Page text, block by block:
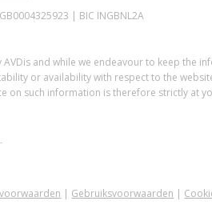
| BIC INGBNL2A
and while we endeavour to keep the
or availability with respect to the
on such information is therefore strictly at
| Gebruiksvoorwaarden |